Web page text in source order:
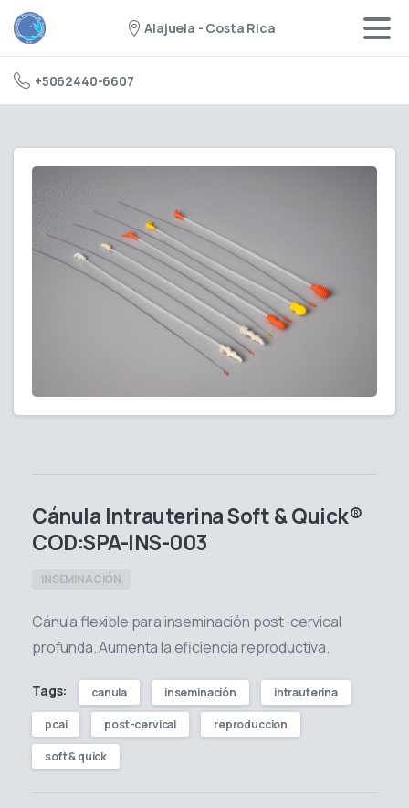
Alajuela - Costa Rica
+5062440-6607
Cánula Intrauterina Soft & Quick®
COD:SPA-INS-003
INSEMINACIÓN
Cánula flexible para inseminación post-cervical
profunda. Aumenta la eficiencia reproductiva.
Tags: canula inseminación intrauterina
pcai post-cervical reproduccion
soft & quick